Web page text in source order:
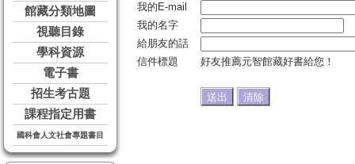
館藏分類地圖
視聽目錄
學科資源
電子書
招生考古題
課程指定用書
國科會人文社會專題書目
我的E-mail
我的名字
給朋友的話
信件標題
好友推薦元智館藏好書給您！